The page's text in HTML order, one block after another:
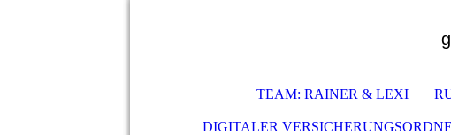
TEAM: RAINER & LEXI
DIGITALER